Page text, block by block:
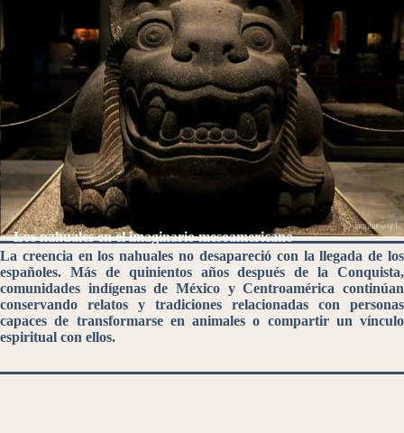
Los nahuales en el imaginario mesoamericano
La creencia en los nahuales no desapareció con la llegada de los
españoles. Más de quinientos años después de la Conquista,
comunidades indígenas de México y Centroamérica continúan
conservando relatos y tradiciones relacionadas con personas
capaces de transformarse en animales o compartir un vínculo
espiritual con ellos.